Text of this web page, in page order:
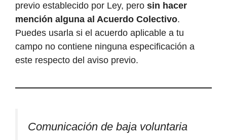
previo establecido por Ley, pero sin hacer
mención alguna al Acuerdo Colectivo.
Puedes usarla si el acuerdo aplicable a tu
campo no contiene ninguna especificación a
este respecto del aviso previo.
Comunicación de baja voluntaria